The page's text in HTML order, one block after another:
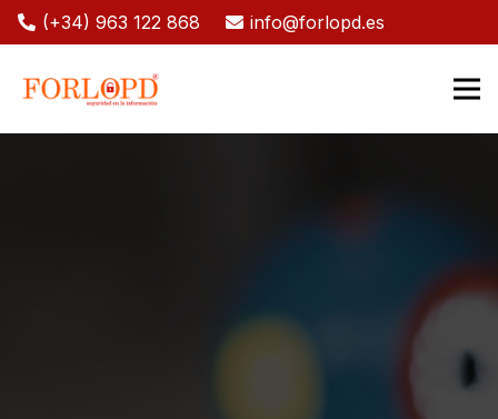
(+34) 963 122 868 info@forlopd.es